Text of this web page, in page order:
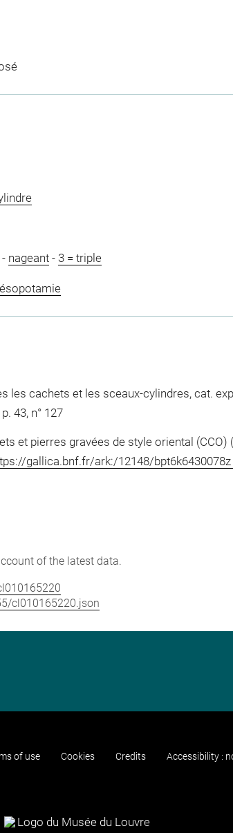
- nageant- 3 = triple
les cachets et les sceaux-cylindres, cat.
43, n° 127
et pierres gravées de style oriental (CCO)
gallica.bnf.fr/ark:/12148/bpt6k6430078z
of the latest data.
cl010165220.json
of use Cookies Credits Accessibility :